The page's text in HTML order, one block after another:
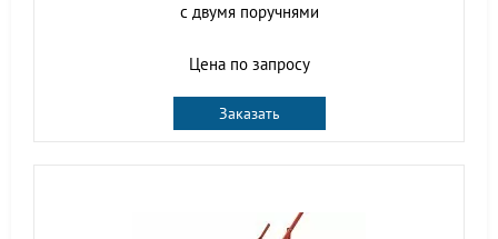
с двумя поручнями
Цена по запросу
Заказать